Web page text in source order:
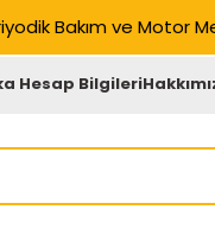
Bakım ve Motor
Hesap Bilgileri